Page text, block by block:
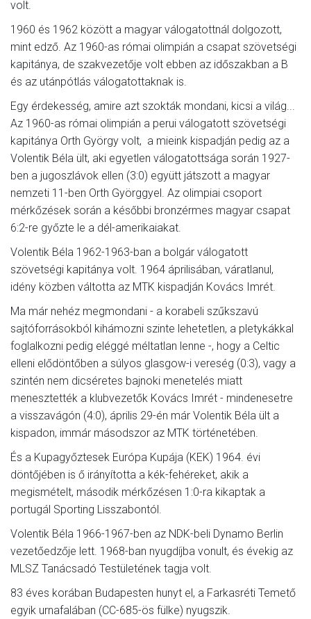
volt.
1960 és 1962 között a magyar válogatottnál dolgozott,
mint edző. Az 1960-as római olimpián a csapat szövetségi
kapitánya, de szakvezetője volt ebben az időszakban a B
és az utánpótlás válogatottaknak is.
Egy érdekesség, amire azt szokták mondani, kicsi a világ...
Az 1960-as római olimpián a perui válogatott szövetségi
kapitánya Orth György volt, a mieink kispadján pedig az a
Volentik Béla ült, aki egyetlen válogatottsága során 1927-
ben a jugoszlávok ellen (3:0) együtt játszott a magyar
nemzeti 11-ben Orth Györggyel. Az olimpiai csoport
mérkőzések során a későbbi bronzérmes magyar csapat
6:2-re győzte le a dél-amerikaiakat.
Volentik Béla 1962-1963-ban a bolgár válogatott
szövetségi kapitánya volt. 1964 áprilisában, váratlanul,
idény közben váltotta az MTK kispadján Kovács Imrét.
Ma már nehéz megmondani - a korabeli szűkszavú
sajtóforrásokból kihámozni szinte lehetetlen, a pletykákkal
foglalkozni pedig eléggé méltatlan lenne -, hogy a Celtic
elleni elődöntőben a súlyos glasgow-i vereség (0:3), vagy a
szintén nem dicséretes bajnoki menetelés miatt
menesztették a klubvezetők Kovács Imrét - mindenesetre
a visszavágón (4:0), április 29-én már Volentik Béla ült a
kispadon, immár másodszor az MTK történetében.
És a Kupagyőztesek Európa Kupája (KEK) 1964. évi
döntőjében is ő irányította a kék-fehéreket, akik a
megismételt, második mérkőzésen 1:0-ra kikaptak a
portugál Sporting Lisszabontól.
Volentik Béla 1966-1967-ben az NDK-beli Dynamo Berlin
vezetőedzője lett. 1968-ban nyugdíjba vonult, és évekig az
MLSZ Tanácsadó Testületének tagja volt.
83 éves korában Budapesten hunyt el, a Farkasréti Temető
egyik urnafalában (CC-685-ös fülke) nyugszik.